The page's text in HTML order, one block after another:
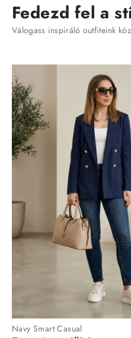
Fedezd fel a
Válogass inspiráló outfiteink
Navy Smart Casual